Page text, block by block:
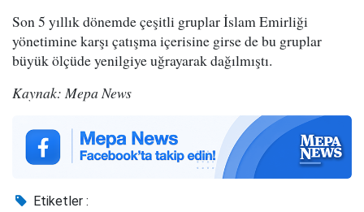
Son 5 yıllık dönemde çeşitli gruplar İslam Emirliği
yönetimine karşı çatışma içerisine girse de bu gruplar
büyük ölçüde yenilgiye uğrayarak dağılmıştı.
Kaynak: Mepa News
Etiketler :